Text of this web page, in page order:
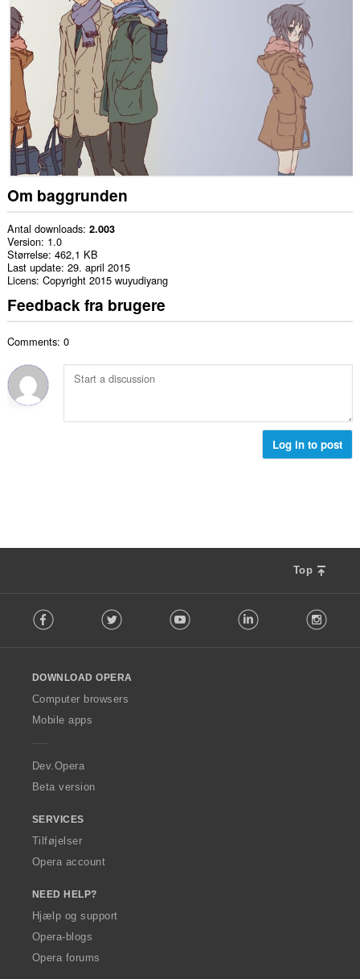
Om baggrunden
Antal downloads 2.003
Version 1.0
Størrelse 462,1 KB
Last update 29. april 2015
Licens Copyright 2015 wuyudiyang
Feedback fra brugere
Comments: 0
Log in to post
Top
o
w
O
p
a
Facebook Twitter Youtube LinkedIn
DOWNLOAD OPERA
Computer browsers
Mobile apps
Dev.Opera
Beta version
SERVICES
Tilføjelser
Opera account
NEED HELP?
Hjælp og support
Opera-blogs
Opera forums